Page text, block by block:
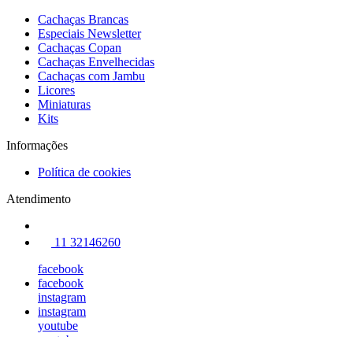
Cachaças Brancas
Especiais Newsletter
Cachaças Copan
Cachaças Envelhecidas
Cachaças com Jambu
Licores
Miniaturas
Kits
Informações
Política de cookies
Atendimento
11 32146260
facebook
facebook
instagram
instagram
youtube